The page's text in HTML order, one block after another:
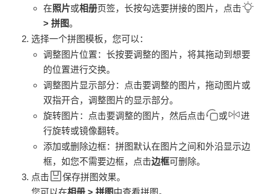
在照片或相册页签，长按勾选要拼接的图片，点击
>拼图。
选择一个拼图模板，您可以：
调整图片位置：长按要调整的图片，将其拖动到想要
的位置进行交换。
调整图片显示部分：点击要调整的图片，拖动图片或
双指开合，调整图片的显示部分。
旋转图片：点击要调整的图片，然后点击
或
进
行旋转或镜像翻转。
添加或删除边框：拼图默认在图片之间和外沿显示边
框，如您不需要边框，点击边框可删除。
点击
保存拼图效果。
您可以在相册 >拼图中查看拼图。